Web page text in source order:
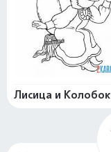
Лисица и Колобок